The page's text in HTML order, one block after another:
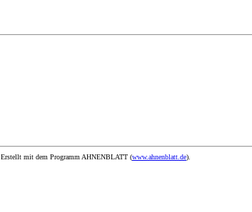
Erstellt mit dem Programm AHNENBLATT (www.ahnenblatt.de).